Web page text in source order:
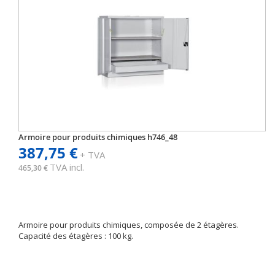
Armoire pour produits chimiques h746_48
387,75 €+ TVA
465,30 € TVA incl.
Armoire pour produits chimiques, composée de 2 étagères.
Capacité des étagères : 100 kg.